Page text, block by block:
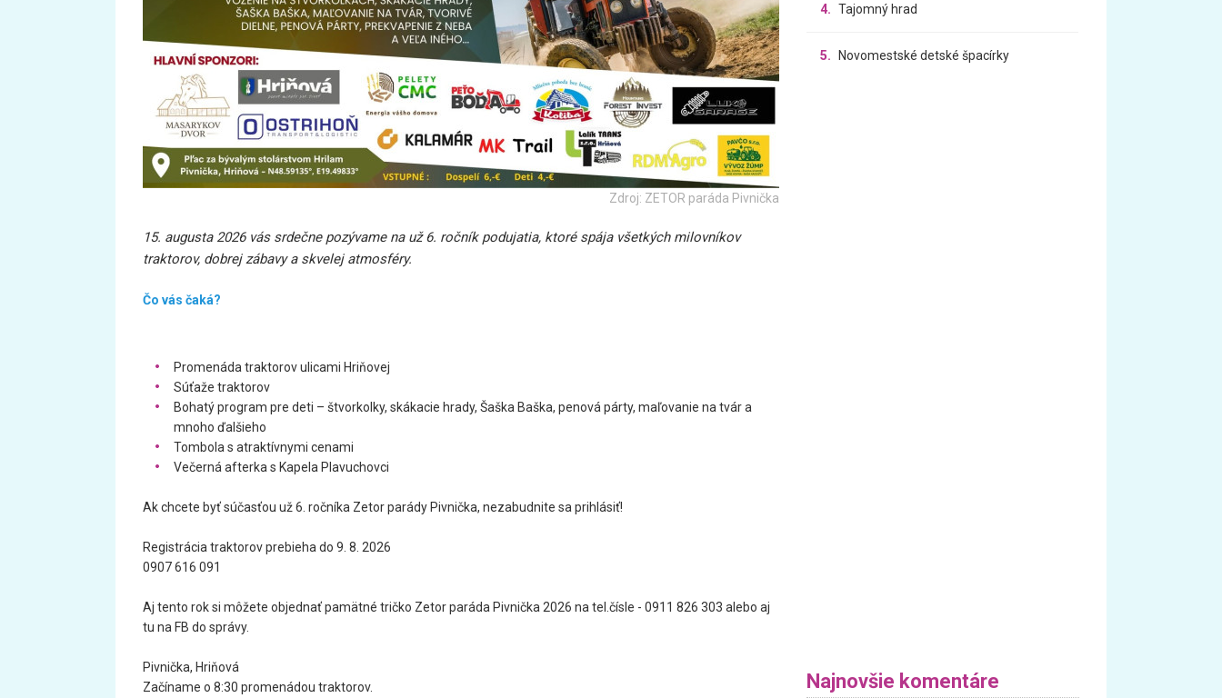
Zdroj: ZETOR paráda Pivnička
15. augusta 2026 vás srdečne pozývame na už 6. ročník podujatia, ktoré spája všetkých milovníkov
traktorov, dobrej zábavy a skvelej atmosféry.
Čo vás čaká?
Promenáda traktorov ulicami Hriňovej
Súťaže traktorov
Bohatý program pre deti – štvorkolky, skákacie hrady, Šaška Baška, penová párty, maľovanie na tvár a
mnoho ďalšieho
Tombola s atraktívnymi cenami
Večerná afterka s Kapela Plavuchovci
Ak chcete byť súčasťou už 6. ročníka Zetor parády Pivnička, nezabudnite sa prihlásiť!
Registrácia traktorov prebieha do 9. 8. 2026
0907 616 091
Aj tento rok si môžete objednať pamätné tričko Zetor paráda Pivnička 2026 na tel.čísle - 0911 826 303 alebo aj
tu na FB do správy.
Pivnička, Hriňová
Začíname o 8:30 promenádou traktorov.
4. Tajomný hrad
5. Novomestské detské špacírky
Najnovšie komentáre